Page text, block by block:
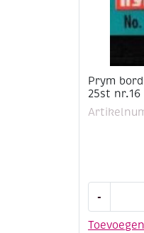
Prym
25st nr.16
Toevoegen
-
met